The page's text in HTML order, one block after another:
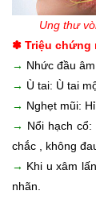
Ung thư
✽ Triệu chứng
→ Nhức đầu
→ Ù tai: Ù tai
→ Nghẹt mũi:
→ Nổi hạch
chắc , không
→ Khi u xâm
nhãn.